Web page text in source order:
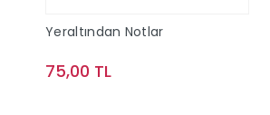
Yeraltından Notlar
75,00 TL